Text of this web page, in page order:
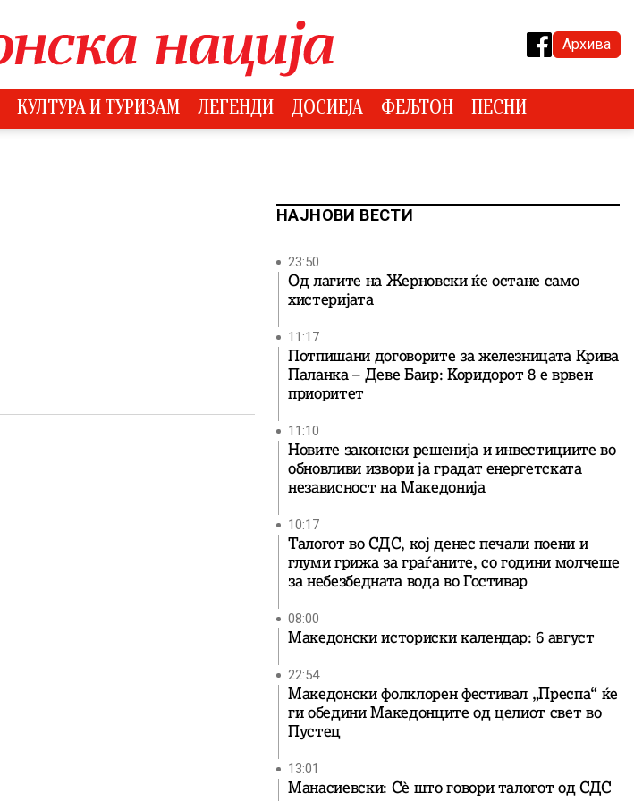
Архива
КУЛТУРА И ТУРИЗАМ ЛЕГЕНДИ ДОСИЕЈА ФЕЉТОН ПЕСНИ
НАЈНОВИ ВЕСТИ
23:50
Од лагите на Жерновски ќе остане само
хистеријата
11:17
Потпишани договорите за железницата Крива
Паланка – Деве Баир: Коридорот 8 е врвен
приоритет
11:10
Новите законски решенија и инвестициите во
обновливи извори ја градат енергетската
независност на Македонија
10:17
Талогот во СДС, кој денес печали поени и
глуми грижа за граѓаните, со години молчеше
за небезбедната вода во Гостивар
08:00
Македонски историски календар: 6 август
22:54
Македонски фолклорен фестивал „Преспа“ ќе
ги обедини Македонците од целиот свет во
Пустец
13:01
Манасиевски: Сè што говори талогот од СДС